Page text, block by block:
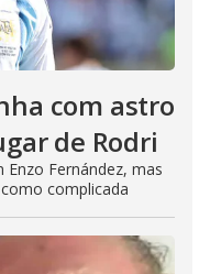
com astro
de Rodri
Enzo Fernández, mas
complicada